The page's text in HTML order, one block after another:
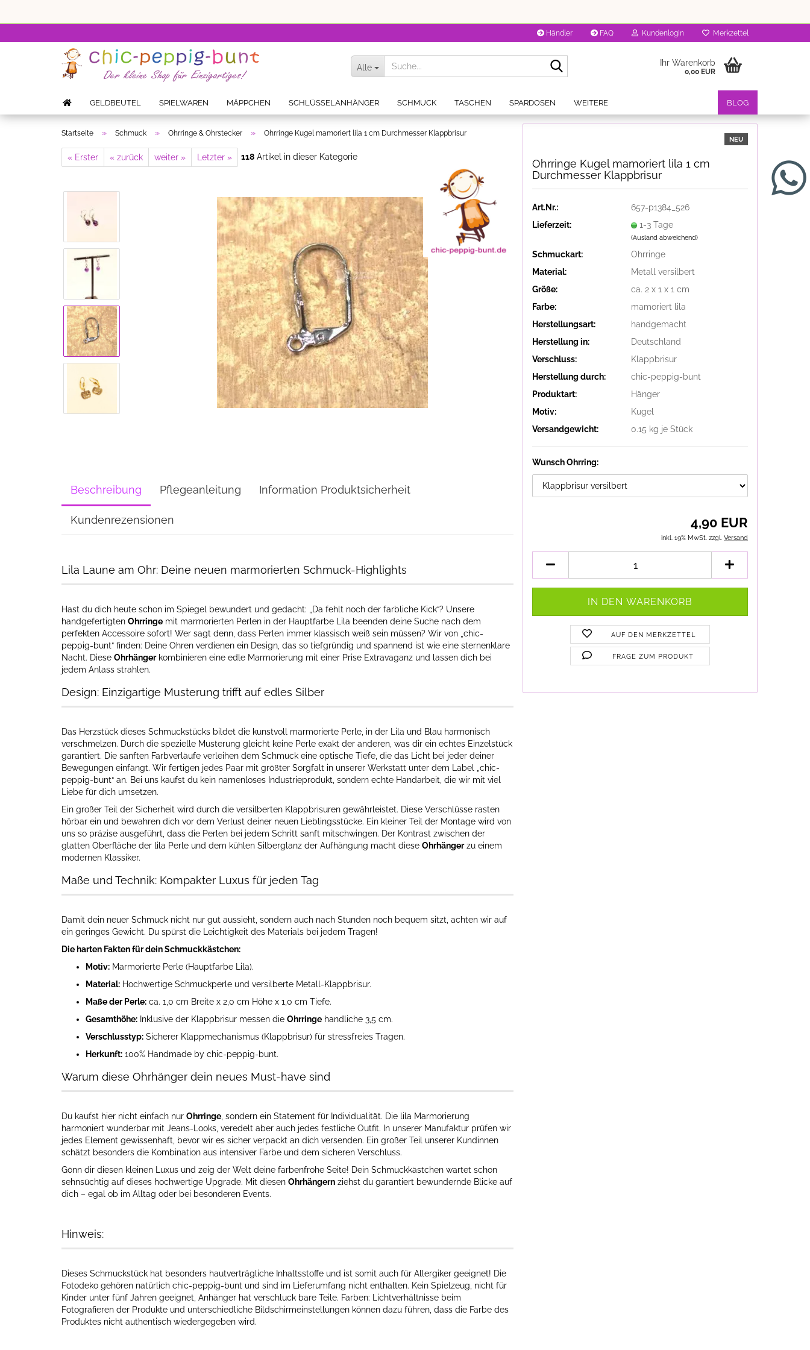
Händler FAQ Kundenlogin Merkzettel
Alle Ihr Warenkorb
0,00 EUR
GELDBEUTEL SPIELWAREN MÄPPCHEN SCHLÜSSELANHÄNGER SCHMUCK TASCHEN SPARDOSEN BLOG
WEITERE
Startseite » Schmuck » Ohrringe & Ohrstecker » Ohrringe Kugel mamoriert lila 1 cm Durchmesser Klappbrisur
« Erster « zurück weiter » Letzter » 118 Artikel in dieser Kategorie
NEU
Ohrringe Kugel mamoriert lila 1 cm
Durchmesser Klappbrisur
Art.Nr.:
657-p1384_526
Lieferzeit:
1-3 Tage
(Ausland abweichend)
Schmuckart:
Ohrringe
Material:
Metall versilbert
Größe:
ca. 2 x 1 x 1 cm
Farbe:
mamoriert lila
Herstellungsart:
handgemacht
Herstellung in:
Deutschland
Verschluss:
Klappbrisur
Herstellung durch:
chic-peppig-bunt
Produktart:
Hänger
Motiv:
Kugel
Versandgewicht:
0.15 kg je Stück
Wunsch Ohrring:
4,90 EUR
inkl. 19% MwSt. zzgl. Versand
AUF DEN MERKZETTEL
FRAGE ZUM PRODUKT
Beschreibung Pflegeanleitung Information Produktsicherheit
Kundenrezensionen
Lila Laune am Ohr: Deine neuen marmorierten Schmuck-Highlights
Hast du dich heute schon im Spiegel bewundert und gedacht: „Da fehlt noch der farbliche Kick“? Unsere
handgefertigten Ohrringe mit marmorierten Perlen in der Hauptfarbe Lila beenden deine Suche nach dem
perfekten Accessoire sofort! Wer sagt denn, dass Perlen immer klassisch weiß sein müssen? Wir von „chic-
peppig-bunt“ finden: Deine Ohren verdienen ein Design, das so tiefgründig und spannend ist wie eine sternenklare
Nacht. Diese Ohrhängerkombinieren eine edle Marmorierung mit einer Prise Extravaganz und lassen dich bei
jedem Anlass strahlen.
Design: Einzigartige Musterung trifft auf edles Silber
Das Herzstück dieses Schmuckstücks bildet die kunstvoll marmorierte Perle, in der Lila und Blau harmonisch
verschmelzen. Durch die spezielle Musterung gleicht keine Perle exakt der anderen, was dir ein echtes Einzelstück
garantiert. Die sanften Farbverläufe verleihen dem Schmuck eine optische Tiefe, die das Licht bei jeder deiner
Bewegungen einfängt. Wir fertigen jedes Paar mit größter Sorgfalt in unserer Werkstatt unter dem Label „chic-
peppig-bunt“ an. Bei uns kaufst du kein namenloses Industrieprodukt, sondern echte Handarbeit, die wir mit viel
Liebe für dich umsetzen.
Ein großer Teil der Sicherheit wird durch die versilberten Klappbrisuren gewährleistet. Diese Verschlüsse rasten
hörbar ein und bewahren dich vor dem Verlust deiner neuen Lieblingsstücke. Ein kleiner Teil der Montage wird von
uns so präzise ausgeführt, dass die Perlen bei jedem Schritt sanft mitschwingen. Der Kontrast zwischen der
glatten Oberfläche der lila Perle und dem kühlen Silberglanz der Aufhängung macht diese Ohrhängerzu einem
modernen Klassiker.
Maße und Technik: Kompakter Luxus für jeden Tag
Damit dein neuer Schmuck nicht nur gut aussieht, sondern auch nach Stunden noch bequem sitzt, achten wir auf
ein geringes Gewicht. Du spürst die Leichtigkeit des Materials bei jedem Tragen!
Die harten Fakten für dein Schmuckkästchen:
Motiv: Marmorierte Perle (Hauptfarbe Lila).
Material: Hochwertige Schmuckperle und versilberte Metall-Klappbrisur.
Maße der Perle: ca. 1,0 cm Breite x 2,0 cm Höhe x 1,0 cm Tiefe.
Gesamthöhe: Inklusive der Klappbrisur messen die Ohrringe handliche 3,5 cm.
Verschlusstyp: Sicherer Klappmechanismus (Klappbrisur) für stressfreies Tragen.
Herkunft: 100% Handmade by chic-peppig-bunt.
Warum diese Ohrhänger dein neues Must-have sind
Du kaufst hier nicht einfach nur Ohrringe , sondern ein Statement für Individualität. Die lila Marmorierung
harmoniert wunderbar mit Jeans-Looks, veredelt aber auch jedes festliche Outfit. In unserer Manufaktur prüfen wir
jedes Element gewissenhaft, bevor wir es sicher verpackt an dich versenden. Ein großer Teil unserer Kundinnen
schätzt besonders die Kombination aus intensiver Farbe und dem sicheren Verschluss.
Gönn dir diesen kleinen Luxus und zeig der Welt deine farbenfrohe Seite! Dein Schmuckkästchen wartet schon
sehnsüchtig auf dieses hochwertige Upgrade. Mit diesen Ohrhängern ziehst du garantiert bewundernde Blicke auf
dich – egal ob im Alltag oder bei besonderen Events.
Hinweis:
Dieses Schmuckstück hat besonders hautverträgliche Inhaltsstoffe und ist somit auch für Allergiker geeignet! Die
Fotodeko gehören natürlich chic-peppig-bunt und sind im Lieferumfang nicht enthalten. Kein Spielzeug, nicht für
Kinder unter fünf Jahren geeignet, Anhänger hat verschluck bare Teile. Farben: Lichtverhältnisse beim
Fotografieren der Produkte und unterschiedliche Bildschirmeinstellungen können dazu führen, dass die Farbe des
Produktes nicht authentisch wiedergegeben wird.